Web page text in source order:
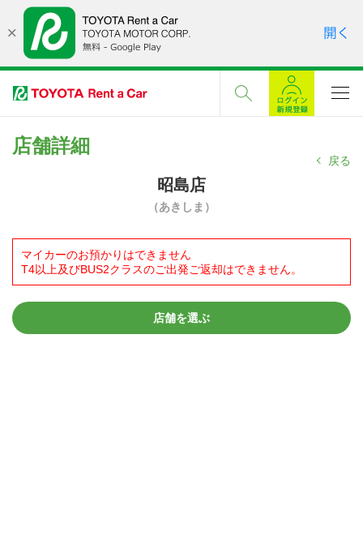
店舗詳細
戻る
昭島店
（あきしま）
マイカーのお預かりはできません
T4以上及びBUS2クラスのご出発ご返却はできません。
店舗を選ぶ